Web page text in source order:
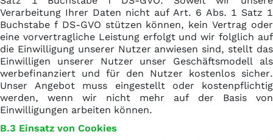
Verarbeitung Ihrer Daten nicht auf Art. 6 Abs. 1 Satz 1
Buchstabe f DS-GVO stützen können, kein Vertrag oder
eine vorvertragliche Leistung erfolgt und wir folglich auf
die Einwilligung unserer Nutzer anwiesen sind, stellt das
Einwilligen unserer Nutzer unser Geschäftsmodell als
werbefinanziert und für den Nutzer kostenlos sicher.
Unser Angebot muss eingestellt oder kostenpflichtig
werden, wenn wir nicht mehr auf der Basis von
Einwilligungen arbeiten können.
B.3 Einsatz von Cookies